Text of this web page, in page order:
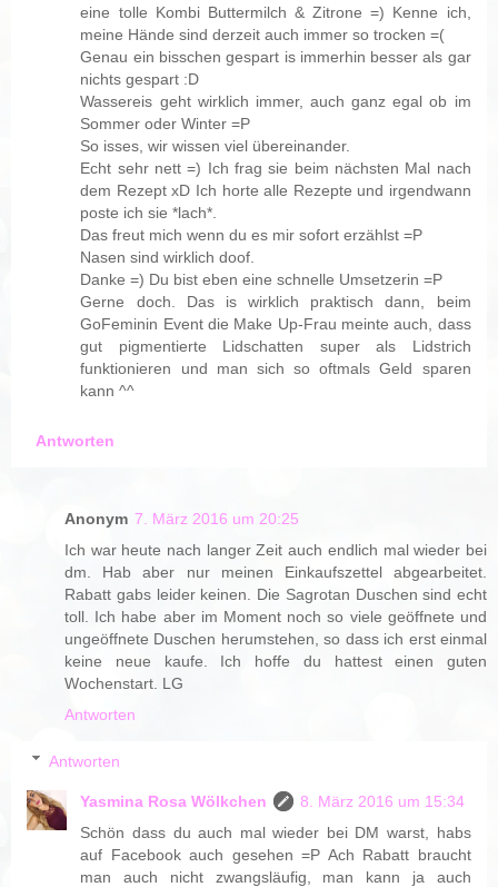
eine tolle Kombi Buttermilch & Zitrone =) Kenne ich,
meine Hände sind derzeit auch immer so trocken =(
Genau ein bisschen gespart is immerhin besser als gar
nichts gespart :D
Wassereis geht wirklich immer, auch ganz egal ob im
Sommer oder Winter =P
So isses, wir wissen viel übereinander.
Echt sehr nett =) Ich frag sie beim nächsten Mal nach
dem Rezept xD Ich horte alle Rezepte und irgendwann
poste ich sie *lach*.
Das freut mich wenn du es mir sofort erzählst =P
Nasen sind wirklich doof.
Danke =) Du bist eben eine schnelle Umsetzerin =P
Gerne doch. Das is wirklich praktisch dann, beim
GoFeminin Event die Make Up-Frau meinte auch, dass
gut pigmentierte Lidschatten super als Lidstrich
funktionieren und man sich so oftmals Geld sparen
kann ^^
Antworten
Anonym 7. März 2016 um 20:25
Ich war heute nach langer Zeit auch endlich mal wieder bei
dm. Hab aber nur meinen Einkaufszettel abgearbeitet.
Rabatt gabs leider keinen. Die Sagrotan Duschen sind echt
toll. Ich habe aber im Moment noch so viele geöffnete und
ungeöffnete Duschen herumstehen, so dass ich erst einmal
keine neue kaufe. Ich hoffe du hattest einen guten
Wochenstart. LG
Antworten
Antworten
Yasmina Rosa Wölkchen
8. März 2016 um 15:34
Schön dass du auch mal wieder bei DM warst, habs
auf Facebook auch gesehen =P Ach Rabatt braucht
man auch nicht zwangsläufig, man kann ja auch